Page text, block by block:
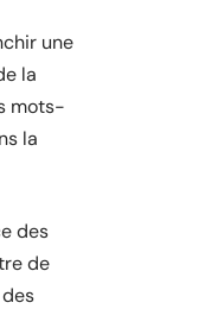
une
la
mots-
la
des
de